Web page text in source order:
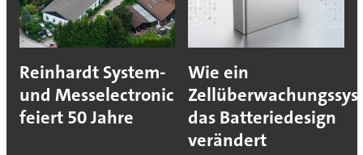
Reinhardt System-
und Messelectronic
feiert 50 Jahre
Wie ein
das Batteriedesign
verändert